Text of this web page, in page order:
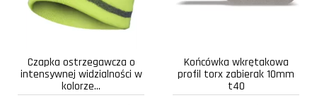
Czapka ostrzegawcza o
intensywnej widzialności w
kolorze...
Końcówka wkrętakowa
profil torx zabierak 10mm
t40